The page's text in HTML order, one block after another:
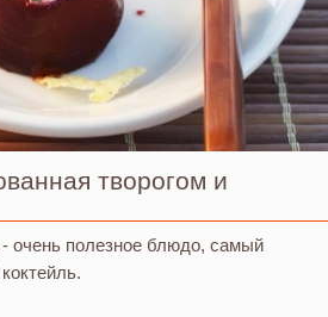
творогом и
очень полезное блюдо, самый